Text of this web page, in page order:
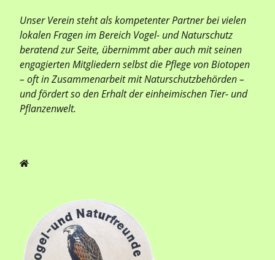
Unser Verein steht als kompetenter Partner bei vielen
lokalen Fragen im Bereich Vogel- und Naturschutz
beratend zur Seite, übernimmt aber auch mit seinen
engagierten Mitgliedern selbst die Pflege von Biotopen
– oft in Zusammenarbeit mit Naturschutzbehörden –
und fördert so den Erhalt der einheimischen Tier- und
Pflanzenwelt.